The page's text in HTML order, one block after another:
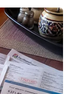
đạt được